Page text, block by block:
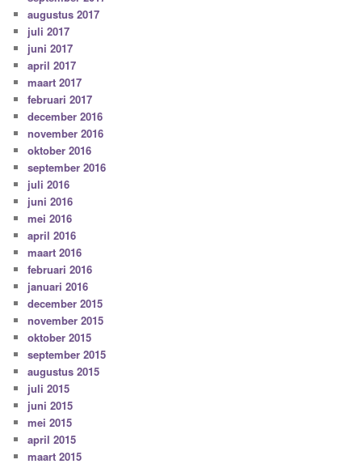
augustus 2017
juli 2017
juni 2017
april 2017
maart 2017
februari 2017
december 2016
november 2016
oktober 2016
september 2016
juli 2016
juni 2016
mei 2016
april 2016
maart 2016
februari 2016
januari 2016
december 2015
november 2015
oktober 2015
september 2015
augustus 2015
juli 2015
juni 2015
mei 2015
april 2015
maart 2015